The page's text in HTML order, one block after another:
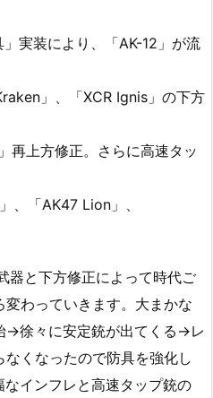
実装により、「AK-12」が流
」、「XCR Ignis」の下方
再上方修正。さらに高速タッ
、「AK47 Lion」、
器と下方修正によって時代ご
わっていきます。大まかな
→徐々に安定銃が出てくる→レ
くなったので防具を強化し
インフレと高速タップ銃の